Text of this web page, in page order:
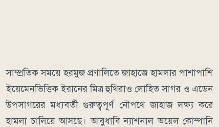
সাম্প্রতিক সময়ে হরমুজ প্রণালিতে জাহাজে হামলার পাশাপাশি
ইয়েমেনভিত্তিক ইরানের মিত্র হুথিরাও লোহিত সাগর ও এডেন
উপসাগরের মধ্যবর্তী গুরুত্বপূর্ণ নৌপথে জাহাজ লক্ষ্য করে
হামলা চালিয়ে আসছে।আবুধাবি ন্যাশনাল অয়েল কোম্পানি